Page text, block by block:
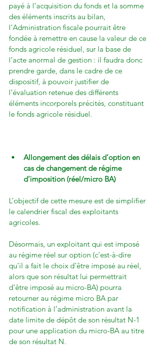
payé à l’acquisition du fonds et la somme
des éléments inscrits au bilan,
l’Administration fiscale pourrait être
fondée à remettre en cause la valeur de ce
fonds agricole résiduel, sur la base de
l’acte anormal de gestion : il faudra donc
prendre garde, dans le cadre de ce
dispositif, à pouvoir justifier de
l’évaluation retenue des différents
éléments incorporels précités, constituant
le fonds agricole résiduel.
Allongement des délais d’option en
cas de changement de régime
d’imposition (réel/micro BA)
L’objectif de cette mesure est de simplifier
le calendrier fiscal des exploitants
agricoles.
Désormais, un exploitant qui est imposé
au régime réel sur option (c’est-à-dire
qu’il a fait le choix d’être imposé au réel,
alors que son résultat lui permettrait
d’être imposé au micro-BA) pourra
retourner au régime micro BA par
notification à l’administration avant la
date limite de dépôt de son résultat N-1
pour une application du micro-BA au titre
de son résultat N.